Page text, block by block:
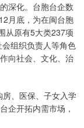
深化。台胞台企数
月底，为在闽台胞
从原有5大类237项
组织负责人等角色
向社会、文化、治
、医保、子女入学
企开拓内需市场，